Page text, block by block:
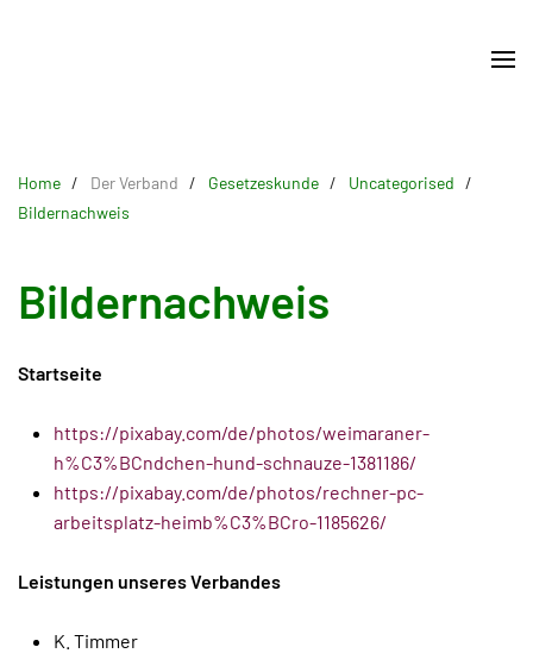
Home Der Verband Gesetzeskunde
Uncategorised
Bildernachweis
Bildernachweis
Startseite
https://pixabay.com/de/photos/weimaraner-
h%C3%BCndchen-hund-schnauze-1381186/
https://pixabay.com/de/photos/rechner-pc-
arbeitsplatz-heimb%C3%BCro-1185626/
Leistungen unseres Verbandes
K. Timmer